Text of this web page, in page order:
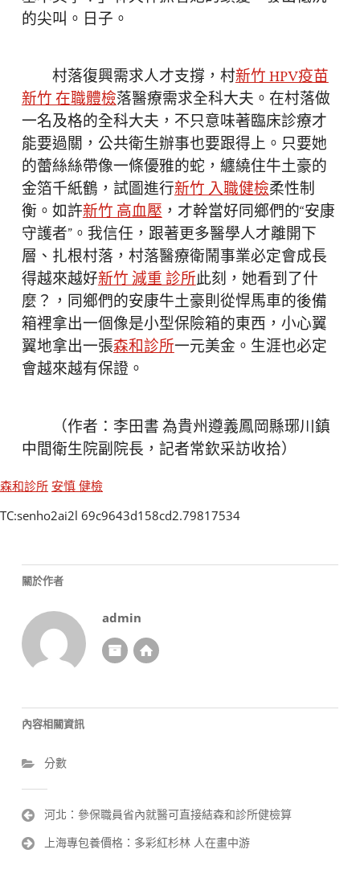
的尖叫。日子。
村落復興需求人才支撐，村新竹 HPV疫苗
新竹 在職體檢落醫療需求全科大夫。在村落做
一名及格的全科大夫，不只意味著臨床診療才
能要過關，公共衛生辦事也要跟得上。只要她
的蕾絲絲帶像一條優雅的蛇，纏繞住牛土豪的
金箔千紙鶴，試圖進行新竹 入職健檢柔性制
衡。如許新竹 高血壓，才幹當好同鄉們的“安康
守護者”。我信任，跟著更多醫學人才離開下
層、扎根村落，村落醫療衛鬧事業必定會成長
得越來越好新竹 減重 診所此刻，她看到了什
麼？，同鄉們的安康牛土豪則從悍馬車的後備
箱裡拿出一個像是小型保險箱的東西，小心翼
翼地拿出一張森和診所一元美金。生涯也必定
會越來越有保證。
（作者：李田書 為貴州遵義鳳岡縣琊川鎮
中間衛生院副院長，記者常欽采訪收拾）
森和診所 安慎 健檢
TC:senho2ai2l 69c9643d158cd2.79817534
關於作者
admin
內容相關資訊
分數
文
導
河北：參保職員省內就醫可直接結森和診所健檢算
上海專包養價格：多彩紅杉林 人在畫中游